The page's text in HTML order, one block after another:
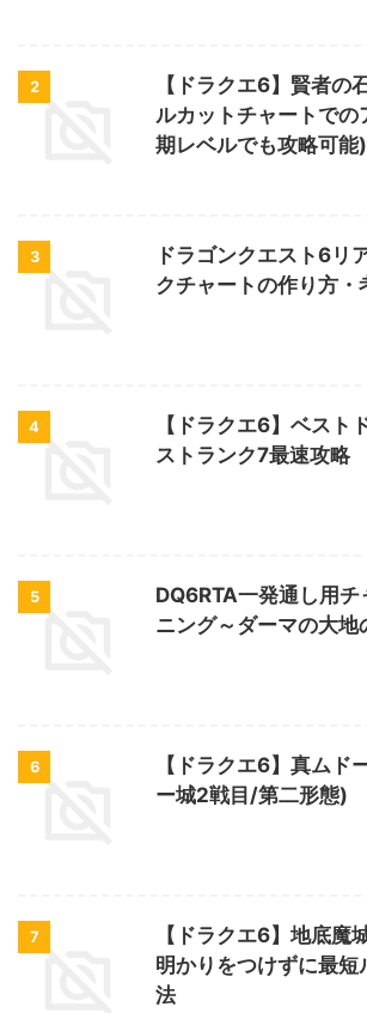
2
【ドラクエ6】賢者の
ルカットチャートでの
期レベルでも攻略可能)
3
ドラゴンクエスト6リ
クチャートの作り方・
4
【ドラクエ6】ベスト
ストランク7最速攻略
5
DQ6RTA一発通し用
ニング～ダーマの大地
6
【ドラクエ6】真ムド
ー城2戦目/第二形態)
7
【ドラクエ6】地底魔
明かりをつけずに最短
法